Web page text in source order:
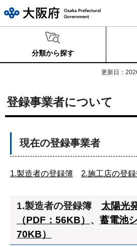
分類から探す
更新日：
登録事業者について
現在の登録事業者
1.製造者の登録簿 2.施工店の登
1.製造者の登録簿 太陽光
（PDF：56KB） 、 蓄電池
70KB）